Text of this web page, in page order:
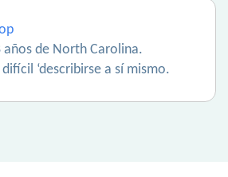
años de North Carolina.
difícil ‘describirse a sí mismo.